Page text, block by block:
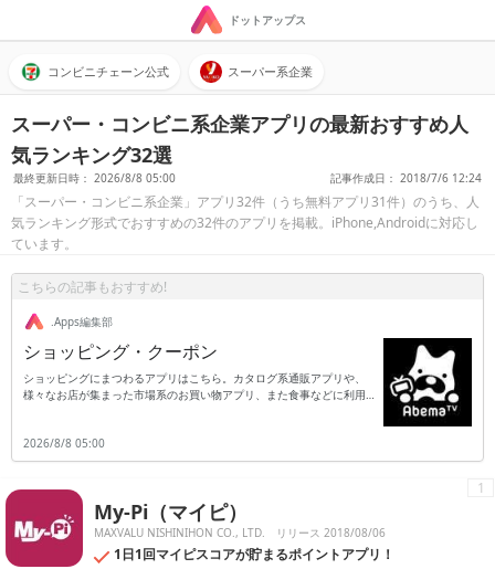
ドットアップス
コンビニチェーン公式 スーパー系企業
スーパー・コンビニ系企業アプリの最新おすすめ人
気ランキング32選
最終更新日時： 2026/8/8 05:00 記事作成日： 2018/7/6 12:24
「スーパー・コンビニ系企業」アプリ32件（うち無料アプリ31件）のうち、人
気ランキング形式でおすすめの32件のアプリを掲載。iPhone,Androidに対応し
ています。
こちらの記事もおすすめ!
.Apps編集部
ショッピング・クーポン
ショッピングにまつわるアプリはこちら。カタログ系通販アプリや、
様々なお店が集まった市場系のお買い物アプリ、また食事などに利用す
口に言っても、様々なカテゴリのものが存在していて、グルメ、レスト
ラン、レジャー、小売り全般、スポーツ用品、学習体験などのクーポ
になります。ショッピングアプリの多くは条件を設定しておけばアラー
トメールで自分の欲しいクーポンが発行されたときに見逃すことなくゲ
ットすることができるようになっているものが多いので、複数のクーポ
ン・ショッピングアプリを入れておけばお得に買い物できること間違い
なしです。
2026/8/8 05:00
My-Pi（マイピ）
MAXVALU NISHINIHON CO., LTD. リリース 2018/08/06
1日1回マイピスコアが貯まるポイントアプリ！
1